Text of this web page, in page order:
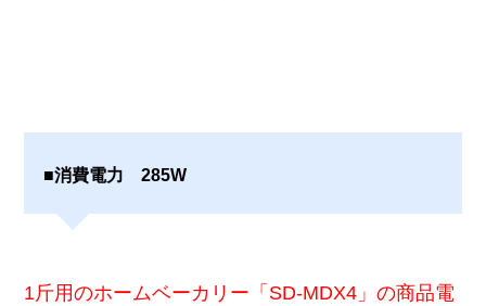
■消費電力 285W
1斤用のホームベーカリー「SD-MDX4」の商品電